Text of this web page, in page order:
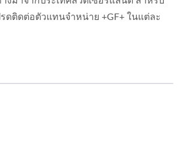
ดติดต่อตัวแทนจำหน่าย +GF+ ในแต่ละ